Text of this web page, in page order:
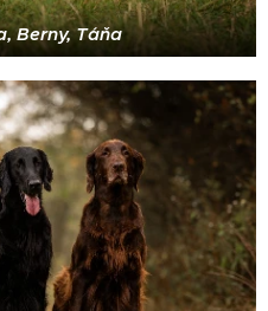
Berny, Táňa